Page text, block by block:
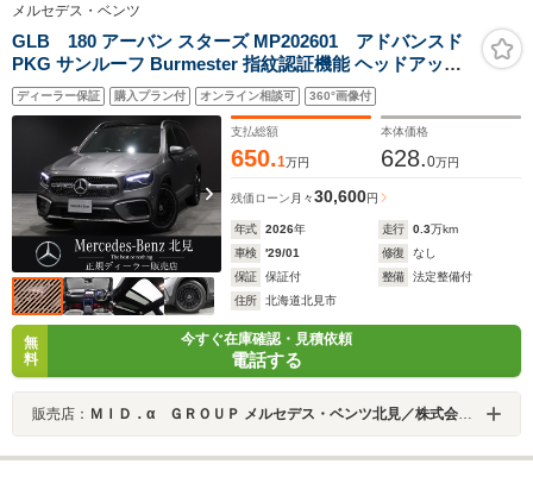
メルセデス・ベンツ
GLB 180 アーバン スターズ MP202601 アドバンスド
PKG サンルーフ Burmester 指紋認証機能 ヘッドアップ
D MBUX ARナビ Aダンピング付サス ブラックAMG20イ
ンチAW マルチビームLED ブランドロゴプロジェクター
ディーラー保証 購入プラン付 オンライン相談可 360°画像付
支払総額
650.1万円
本体価格
628.0万円
残価ローン 月々30,600円
年式 2026年 走行 0.3万km
車検
'29/01 修復
なし
保証
保証付 整備
法定整備付
住所
北海道北見市
無
料
今すぐ在庫確認・見積依頼
電話する
販売店： ＭＩＤ．α ＧＲＯＵＰ メルセデス・ベンツ北見／株式会社シュテルン北見